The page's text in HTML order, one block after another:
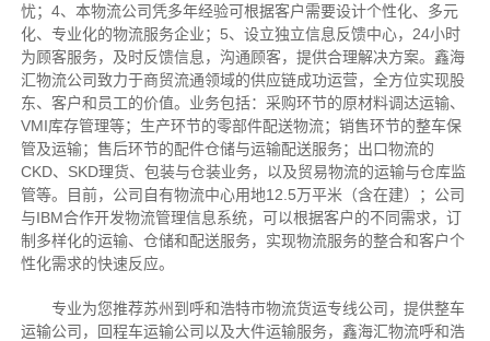
忧；4、本物流公司凭多年经验可根据客户需要设计个性化、多元
化、专业化的物流服务企业；5、设立独立信息反馈中心，24小时
为顾客服务，及时反馈信息，沟通顾客，提供合理解决方案。鑫海
汇物流公司致力于商贸流通领域的供应链成功运营，全方位实现股
东、客户和员工的价值。业务包括：采购环节的原材料调达运输、
VMI库存管理等；生产环节的零部件配送物流；销售环节的整车保
管及运输；售后环节的配件仓储与运输配送服务；出口物流的
CKD、SKD理货、包装与仓装业务，以及贸易物流的运输与仓库监
管等。目前，公司自有物流中心用地12.5万平米（含在建）；公司
与IBM合作开发物流管理信息系统，可以根据客户的不同需求，订
制多样化的运输、仓储和配送服务，实现物流服务的整合和客户个
性化需求的快速反应。
专业为您推荐苏州到呼和浩特市物流货运专线公司，提供整车
运输公司，回程车运输公司以及大件运输服务，鑫海汇物流呼和浩